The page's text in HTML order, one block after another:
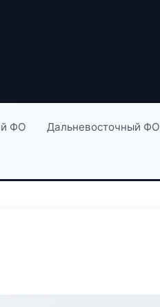
ФО Дальневосточный ФО